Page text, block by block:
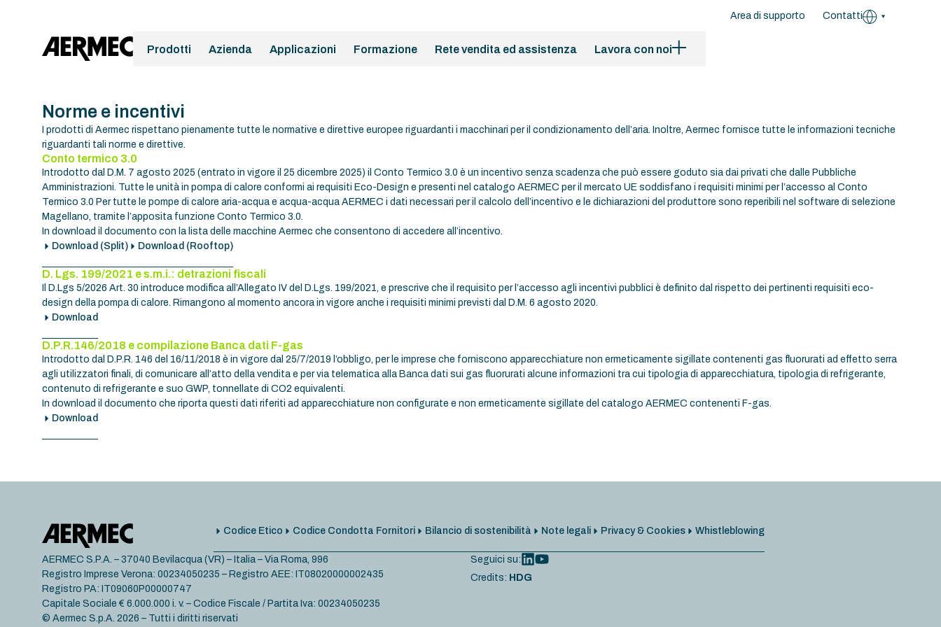
Area di supporto Contatti
Prodotti Azienda Applicazioni Formazione Rete vendita ed assistenza Lavora con noi
Norme e incentivi
I prodotti di Aermec rispettano pienamente tutte le normative e direttive europee riguardanti i macchinari per il condizionamento dell’aria. Inoltre, Aermec fornisce tutte le informazioni tecniche
riguardanti tali norme e direttive.
Conto termico 3.0
Introdotto dal D.M. 7 agosto 2025 (entrato in vigore il 25 dicembre 2025) il Conto Termico 3.0 è un incentivo senza scadenza che può essere goduto sia dai privati che dalle Pubbliche
Amministrazioni. Tutte le unità in pompa di calore conformi ai requisiti Eco-Design e presenti nel catalogo AERMEC per il mercato UE soddisfano i requisiti minimi per l’accesso al Conto
Termico 3.0 Per tutte le pompe di calore aria-acqua e acqua-acqua AERMEC i dati necessari per il calcolo dell’incentivo e le dichiarazioni del produttore sono reperibili nel software di selezione
Magellano, tramite l’apposita funzione Conto Termico 3.0.
In download il documento con la lista delle macchine Aermec che consentono di accedere all’incentivo.
Download (Split)
Download (Rooftop)
D. Lgs. 199/2021 e s.m.i.: detrazioni fiscali
Il D.Lgs 5/2026 Art. 30 introduce modifica all’Allegato IV del D.Lgs. 199/2021, e prescrive che il requisito per l’accesso agli incentivi pubblici è definito dal rispetto dei pertinenti requisiti eco-
design della pompa di calore. Rimangono al momento ancora in vigore anche i requisiti minimi previsti dal D.M. 6 agosto 2020.
Download
D.P.R.146/2018 e compilazione Banca dati F-gas
Introdotto dal D.P.R. 146 del 16/11/2018 è in vigore dal 25/7/2019 l’obbligo, per le imprese che forniscono apparecchiature non ermeticamente sigillate contenenti gas fluorurati ad effetto serra
agli utilizzatori finali, di comunicare all’atto della vendita e per via telematica alla Banca dati sui gas fluorurati alcune informazioni tra cui tipologia di apparecchiatura, tipologia di refrigerante,
contenuto di refrigerante e suo GWP, tonnellate di CO2 equivalenti.
In download il documento che riporta questi dati riferiti ad apparecchiature non configurate e non ermeticamente sigillate del catalogo AERMEC contenenti F-gas.
Download
Codice Etico Codice Condotta Fornitori Bilancio di sostenibilità Note legali Privacy & Cookies Whistleblowing
AERMEC S.P.A. – 37040 Bevilacqua (VR) – Italia – Via Roma, 996
Registro Imprese Verona: 00234050235 – Registro AEE: IT08020000002435
Registro PA: IT09060P00000747
Capitale Sociale € 6.000.000 i. v. – Codice Fiscale / Partita Iva: 00234050235
© Aermec S.p.A. 2026 – Tutti i diritti riservati
Seguici su:
Credits: HDG